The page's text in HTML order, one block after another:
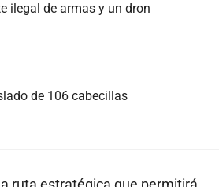
ilegal de armas y un dron
de 106 cabecillas